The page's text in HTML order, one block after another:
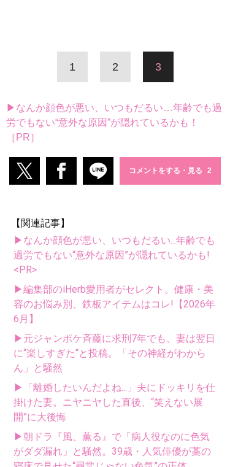
1 2 3
▶なんか顔色が悪い、いつもだるい…年齢でも過
労でもない“意外な原因”が隠れているかも！
［PR］
コメントをする・見る
【関連記事】
▶なんか顔色が悪い、いつもだるい...年齢でも
過労でもない“意外な原因”が隠れているかも!
<PR>
▶編集部のiHerb愛用者がセレクト。健康・美
容のお悩み別、鉄板アイテムはコレ!【2026年
6月】
▶元ジャンポケ斉藤に求刑7年でも、妻は翌日
に“楽しすぎた“と投稿。「その神経がわから
ん」と騒然
▶「離婚したいんだよね...」夫にドッキリを仕
掛けた妻。ニヤニヤした直後、“笑えない展
開”に大後悔
▶朝ドラ『風、薫る』で「病人役なのに色気
がダダ漏れ」と騒然。39歳・人気俳優が藁の